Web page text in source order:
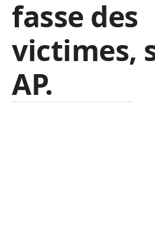
fasse des
victimes,
AP.